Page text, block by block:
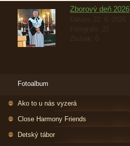
Zborový deň 2026
Fotoalbum
Ako to u nás vyzerá
Close Harmony Friends
Detský tábor